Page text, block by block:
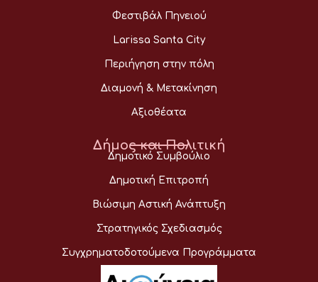
Φεστιβάλ Πηνειού
Larissa Santa City
Περιήγηση στην πόλη
Διαμονή & Μετακίνηση
Αξιοθέατα
Δήμος και Πολιτική
Δημοτικό Συμβούλιο
Δημοτική Επιτροπή
Βιώσιμη Αστική Ανάπτυξη
Στρατηγικός Σχεδιασμός
Συγχρηματοδοτούμενα Προγράμματα